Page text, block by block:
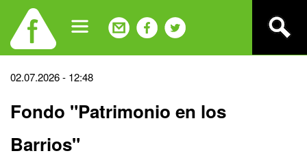
navigation
Back
top
02.07.2026 - 12:48
Fondo "Patrimonio en los
Barrios"